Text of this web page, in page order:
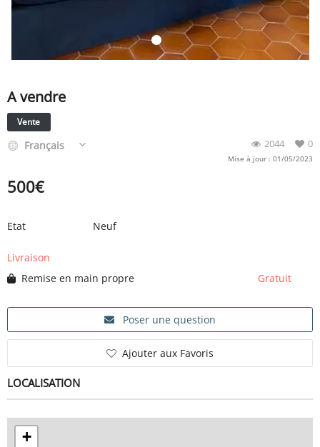
A vendre
Vente
0
2044
Français
Mise à jour : 01/05/2023
500€
Etat Neuf
Livraison
Remise en main propre
Gratuit
Poser une question
Ajouter aux Favoris
LOCALISATION
+